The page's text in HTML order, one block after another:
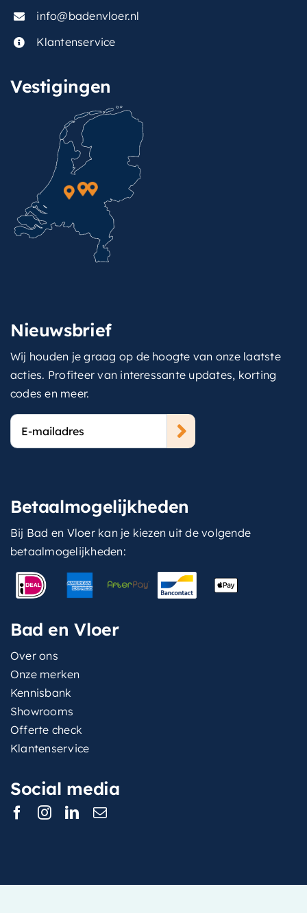
info@badenvloer.nl
Klantenservice
Vestigingen
Nieuwsbrief
Wij houden je graag op de hoogte van onze laatste
acties. Profiteer van interessante updates, korting
codes en meer.
E-
mailadres
Betaalmogelijkheden
Bij Bad en Vloer kan je kiezen uit de volgende
betaalmogelijkheden:
Bad en Vloer
Over ons
Onze merken
Kennisbank
Showrooms
Offerte check
Klantenservice
Social media